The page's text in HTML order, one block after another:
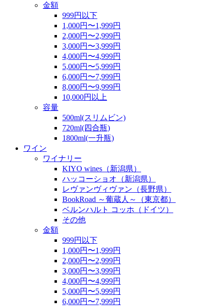
金額
999円以下
1,000円〜1,999円
2,000円〜2,999円
3,000円〜3,999円
4,000円〜4,999円
5,000円〜5,999円
6,000円〜7,999円
8,000円〜9,999円
10,000円以上
容量
500ml(スリムビン)
720ml(四合瓶)
1800ml(一升瓶)
ワイン
ワイナリー
KIYO wines（新潟県）
ハッコーショオ（新潟県）
レヴァンヴィヴァン（長野県）
BookRoad ～葡蔵人～（東京都）
ベルンハルト コッホ（ドイツ）
その他
金額
999円以下
1,000円〜1,999円
2,000円〜2,999円
3,000円〜3,999円
4,000円〜4,999円
5,000円〜5,999円
6,000円〜7,999円